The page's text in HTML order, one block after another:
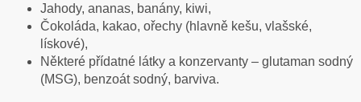
Jahody, ananas, banány, kiwi,
Čokoláda, kakao, ořechy (hlavně kešu, vlašské,
lískové),
Některé přídatné látky a konzervanty – glutaman sodný
(MSG), benzoát sodný, barviva.